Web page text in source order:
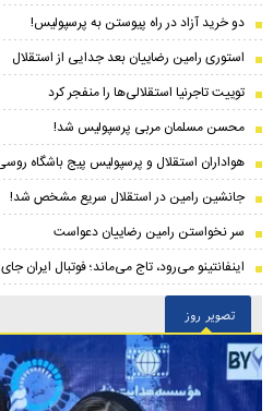
دو خرید آزاد در راه پیوستن به پرسپولیس!
استوری رامین رضاییان بعد جدایی از استقلال
توییت تاجرنیا استقلالی‌ها را منفجر کرد
محسن مسلمان مربی پرسپولیس شد!
هواداران استقلال و پرسپولیس پیج باشگاه
جانشین رامین در استقلال سریع مشخص شد!
سر نخواستن رامین رضاییان دعواست
اینفانتینو می‌رود، تاج می‌ماند؛ فوتبال ایران
تصویر روز